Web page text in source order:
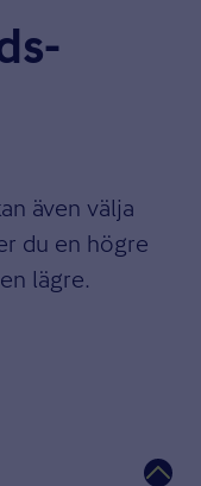
även välja
du en högre
lägre.